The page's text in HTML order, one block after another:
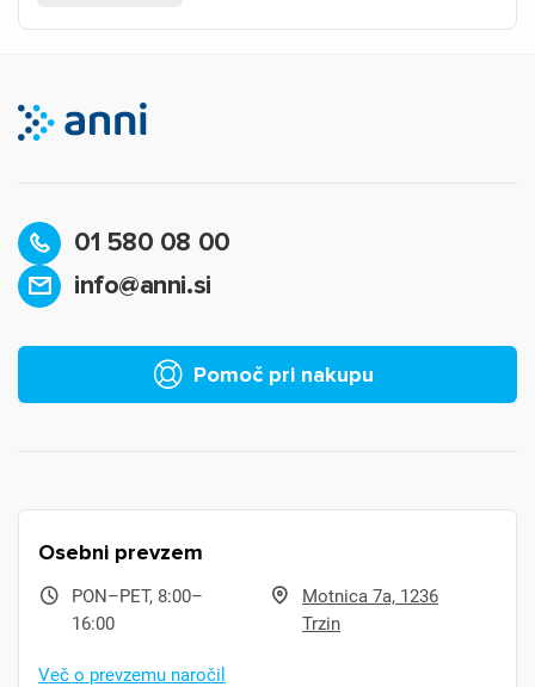
01 580 08 00
info@anni.si
Pomoč pri nakupu
Osebni prevzem
PON–PET, 8:00–
16:00
Motnica 7a, 1236
Trzin
Več o prevzemu naročil